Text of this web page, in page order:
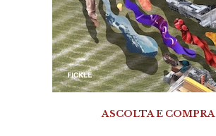
ASCOLTA E COMPRA